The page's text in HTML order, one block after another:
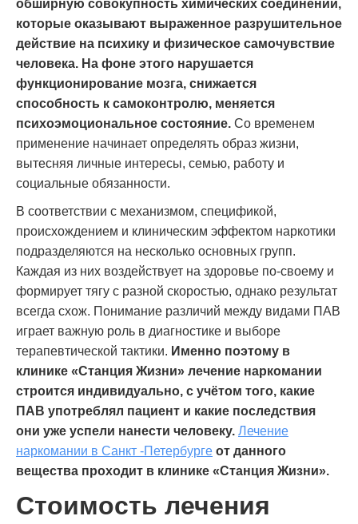
обширную совокупность химических соединений,
которые оказывают выраженное разрушительное
действие на психику и физическое самочувствие
человека. На фоне этого нарушается
функционирование мозга, снижается
способность к самоконтролю, меняется
психоэмоциональное состояние. Со временем
применение начинает определять образ жизни,
вытесняя личные интересы, семью, работу и
социальные обязанности.
В соответствии с механизмом, спецификой,
происхождением и клиническим эффектом наркотики
подразделяются на несколько основных групп.
Каждая из них воздействует на здоровье по-своему и
формирует тягу с разной скоростью, однако результат
всегда схож. Понимание различий между видами ПАВ
играет важную роль в диагностике и выборе
терапевтической тактики. Именно поэтому в
клинике «Станция Жизни» лечение наркомании
строится индивидуально, с учётом того, какие
ПАВ употреблял пациент и какие последствия
они уже успели нанести человеку. Лечение
наркомании в Санкт -Петербурге от данного
вещества проходит в клинике «Станция Жизни».
Стоимость лечения